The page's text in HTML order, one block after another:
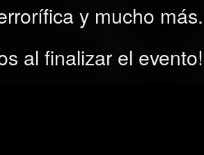
y mucho más.
al finalizar el evento!